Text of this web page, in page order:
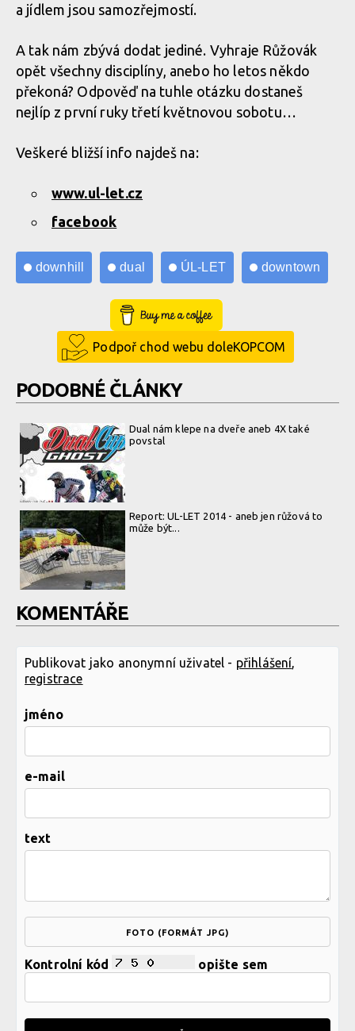
a jídlem jsou samozřejmostí.
A tak nám zbývá dodat jediné. Vyhraje Růžovák
opět všechny disciplíny, anebo ho letos někdo
překoná? Odpověď na tuhle otázku dostaneš
nejlíp z první ruky třetí květnovou sobotu…
Veškeré bližší info najdeš na:
www.ul-let.cz
facebook
downhill dual ÚL-LET downtown
Buy Me a Coffee
Podpoř chod webu doleKOPCOM
PODOBNÉ ČLÁNKY
Dual nám klepe na dveře aneb 4X také
povstal
Report: UL-LET 2014 - aneb jen růžová to
může být...
KOMENTÁŘE
Publikovat jako anonymní uživatel - přihlášení,
registrace
jméno
e-mail
text
FOTO (FORMÁT JPG)
Kontrolní kód opište sem